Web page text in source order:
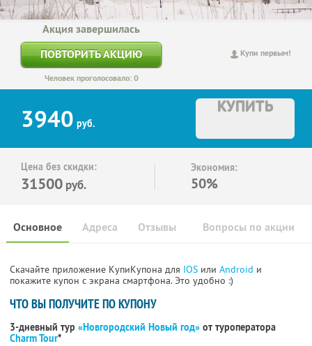
Купи первым!
Акция завершилась
ПОВТОРИТЬ АКЦИЮ
Человек проголосовало: 0
3940 руб.
КУПИТЬ
Цена без скидки:
31500 руб.
Экономия:
50%
Основное Отзывы Вопросы по акции
Адреса
Скачайте приложение КупиКупона для IOS или Android и
покажите купон с экрана смартфона. Это удобно :)
ЧТО ВЫ ПОЛУЧИТЕ ПО КУПОНУ
3-дневный тур «Новгородский Новый год» от туроператора
Charm Tour*